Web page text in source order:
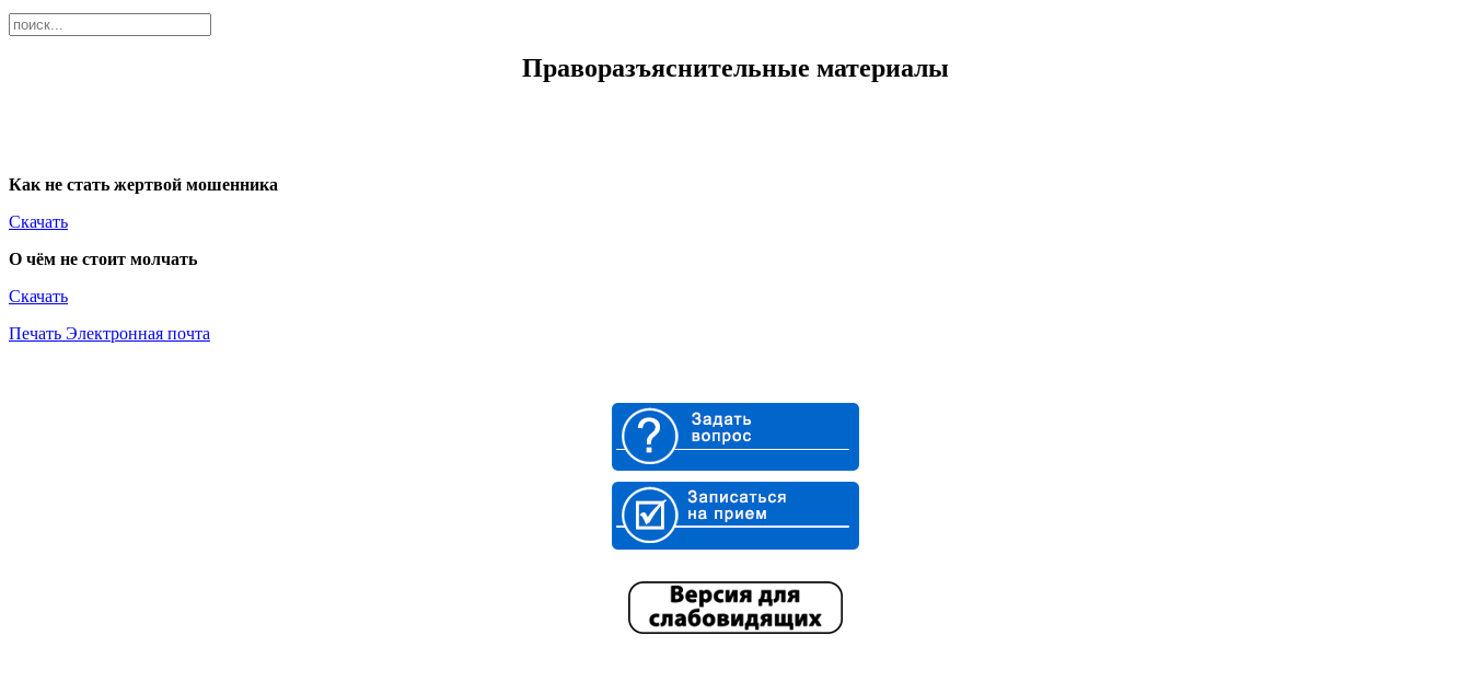
Праворазъяснительные материалы
Как не стать жертвой мошенника
Скачать
О чём не стоит молчать
Скачать
Печать Электронная почта